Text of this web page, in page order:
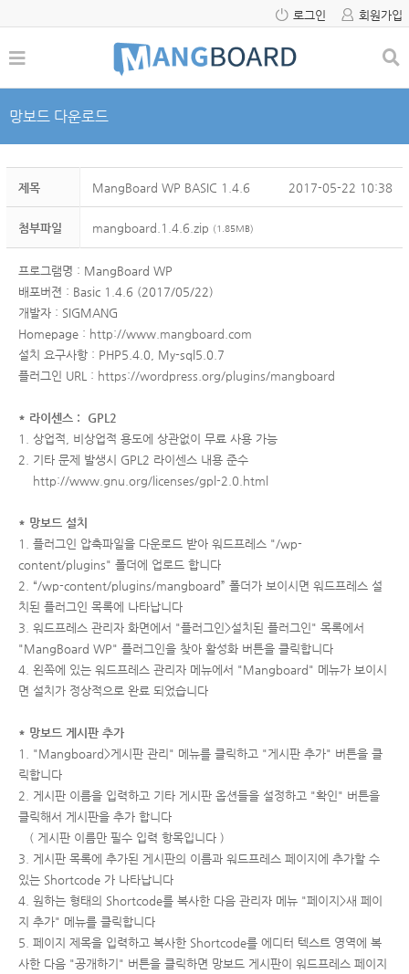
로그인 회원가입
망보드 다운로드
제목 MangBoard WP BASIC 1.4.6 2017-05-22 10:38
첨부파일 mangboard.1.4.6.zip (1.85MB)
프로그램명 : MangBoard WP
배포버젼 : Basic 1.4.6 (2017/05/22)
개발자 : SIGMANG
Homepage : http://www.mangboard.com
설치 요구사항 : PHP5.4.0, My-sql5.0.7
플러그인 URL : https://wordpress.org/plugins/mangboard
* 라이센스 : GPL2
1. 상업적, 비상업적 용도에 상관없이 무료 사용 가능
2. 기타 문제 발생시 GPL2 라이센스 내용 준수
http://www.gnu.org/licenses/gpl-2.0.html
* 망보드 설치
1. 플러그인 압축파일을 다운로드 받아 워드프레스 "/wp-
content/plugins" 폴더에 업로드 합니다
2. “/wp-content/plugins/mangboard” 폴더가 보이시면 워드프레스 설
치된 플러그인 목록에 나타납니다
3. 워드프레스 관리자 화면에서 "플러그인>설치된 플러그인" 목록에서
"MangBoard WP" 플러그인을 찾아 활성화 버튼을 클릭합니다
4. 왼쪽에 있는 워드프레스 관리자 메뉴에서 "Mangboard" 메뉴가 보이시
면 설치가 정상적으로 완료 되었습니다
* 망보드 게시판 추가
1. "Mangboard>게시판 관리" 메뉴를 클릭하고 "게시판 추가" 버튼을 클
릭합니다
2. 게시판 이름을 입력하고 기타 게시판 옵션들을 설정하고 "확인" 버튼을
클릭해서 게시판을 추가 합니다
( 게시판 이름만 필수 입력 항목입니다 )
3. 게시판 목록에 추가된 게시판의 이름과 워드프레스 페이지에 추가할 수
있는 Shortcode 가 나타납니다
4. 원하는 형태의 Shortcode를 복사한 다음 관리자 메뉴 "페이지>새 페이
지 추가" 메뉴를 클릭합니다
5. 페이지 제목을 입력하고 복사한 Shortcode를 에디터 텍스트 영역에 복
사한 다음 "공개하기" 버튼을 클릭하면 망보드 게시판이 워드프레스 페이지